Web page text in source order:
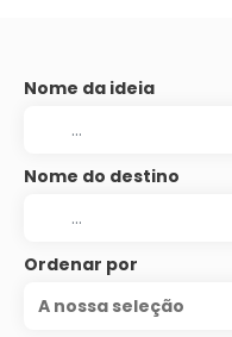
Nome da ideia
Nome do destino
Ordenar por
A nossa seleção